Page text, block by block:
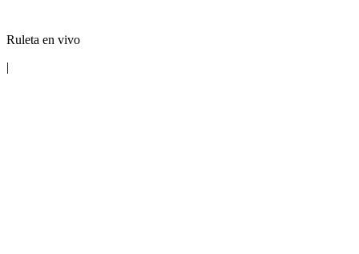
Ruleta en vivo
|